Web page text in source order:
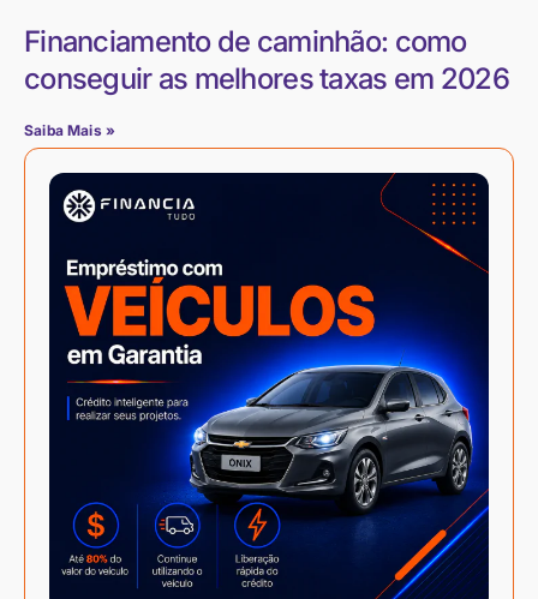
Financiamento de caminhão: como
conseguir as melhores taxas em 2026
Saiba Mais »